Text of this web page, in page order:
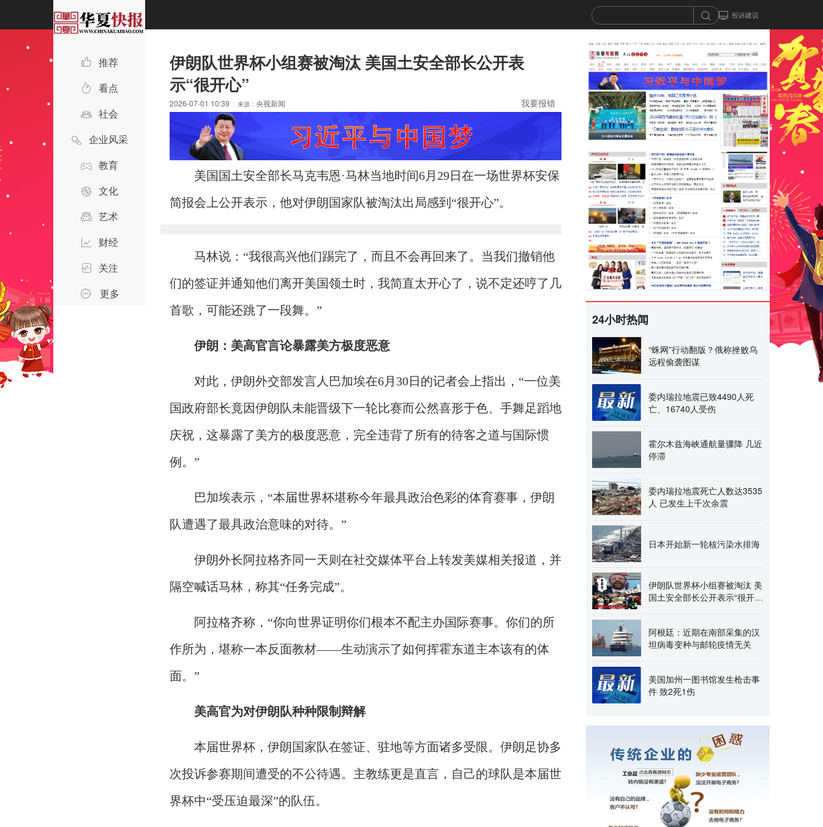
投诉建议
推荐
看点
社会
企业风采
教育
文化
艺术
财经
关注
更多
伊朗队世界杯小组赛被淘汰 美国土安全部长公开表
示“很开心”
2026-07-01 10:39 来源： 央视新闻 我要报错
美国国土安全部长马克韦恩·马林当地时间6月29日在一场世界杯安保
简报会上公开表示，他对伊朗国家队被淘汰出局感到“很开心”。
马林说：“我很高兴他们踢完了，而且不会再回来了。当我们撤销他
们的签证并通知他们离开美国领土时，我简直太开心了，说不定还哼了几
首歌，可能还跳了一段舞。”
伊朗：美高官言论暴露美方极度恶意
对此，伊朗外交部发言人巴加埃在6月30日的记者会上指出，“一位美
国政府部长竟因伊朗队未能晋级下一轮比赛而公然喜形于色、手舞足蹈地
庆祝，这暴露了美方的极度恶意，完全违背了所有的待客之道与国际惯
例。”
巴加埃表示，“本届世界杯堪称今年最具政治色彩的体育赛事，伊朗
队遭遇了最具政治意味的对待。”
伊朗外长阿拉格齐同一天则在社交媒体平台上转发美媒相关报道，并
隔空喊话马林，称其“任务完成”。
阿拉格齐称，“你向世界证明你们根本不配主办国际赛事。你们的所
作所为，堪称一本反面教材——生动演示了如何挥霍东道主本该有的体
面。”
美高官为对伊朗队种种限制辩解
本届世界杯，伊朗国家队在签证、驻地等方面诸多受限。伊朗足协多
次投诉参赛期间遭受的不公待遇。主教练更是直言，自己的球队是本届世
界杯中“受压迫最深”的队伍。
24小时热闻
“蛛网”行动翻版？俄称挫败乌
远程偷袭图谋
委内瑞拉地震已致4490人死
亡、16740人受伤
霍尔木兹海峡通航量骤降 几近
停滞
委内瑞拉地震死亡人数达3535
人 已发生上千次余震
日本开始新一轮核污染水排海
伊朗队世界杯小组赛被淘汰 美
国土安全部长公开表示“很开
阿根廷：近期在南部采集的汉
坦病毒变种与邮轮疫情无关
美国加州一图书馆发生枪击事
件 致2死1伤